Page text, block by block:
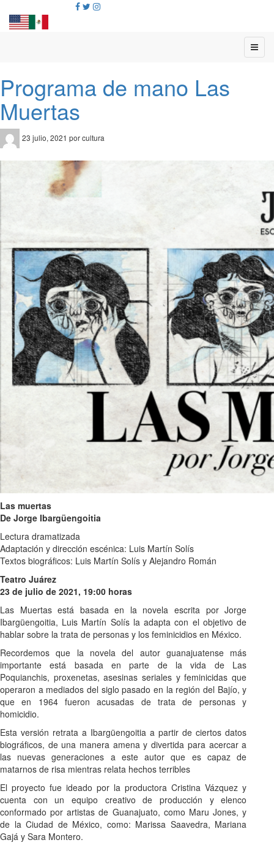
Programa de mano Las
Muertas
23 julio, 2021 por cultura
Las muertas
De Jorge Ibargüengoitia
Lectura dramatizada
Adaptación y dirección escénica: Luis Martín Solís
Textos biográficos: Luis Martín Solís y Alejandro Román
Teatro Juárez
23 de julio de 2021, 19:00 horas
Las Muertas está basada en la novela escrita por Jorge
Ibargüengoitia, Luis Martín Solís la adapta con el objetivo de
hablar sobre la trata de personas y los feminicidios en México.
Recordemos que la novela del autor guanajuatense más
importante está basada en parte de la vida de Las
Poquianchis, proxenetas, asesinas seriales y feminicidas que
operaron a mediados del siglo pasado en la región del Bajío, y
que en 1964 fueron acusadas de trata de personas y
homicidio.
Esta versión retrata a Ibargüengoitia a partir de ciertos datos
biográficos, de una manera amena y divertida para acercar a
las nuevas generaciones a este autor que es capaz de
matarnos de risa mientras relata hechos terribles
El proyecto fue ideado por la productora Cristina Vázquez y
cuenta con un equipo creativo de producción y elenco
conformado por artistas de Guanajuato, como Maru Jones, y
de la Ciudad de México, como: Marissa Saavedra, Mariana
Gajá y Sara Montero.